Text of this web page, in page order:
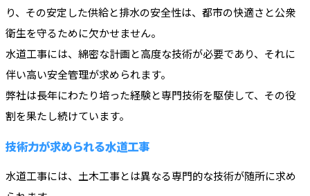
り、その安定した供給と排水の安全性は、都市の快適さと公衆
衛生を守るために欠かせません。
水道工事には、綿密な計画と高度な技術が必要であり、それに
伴い高い安全管理が求められます。
弊社は長年にわたり培った経験と専門技術を駆使して、その役
割を果たし続けています。
技術力が求められる水道工事
水道工事には、土木工事とは異なる専門的な技術が随所に求め